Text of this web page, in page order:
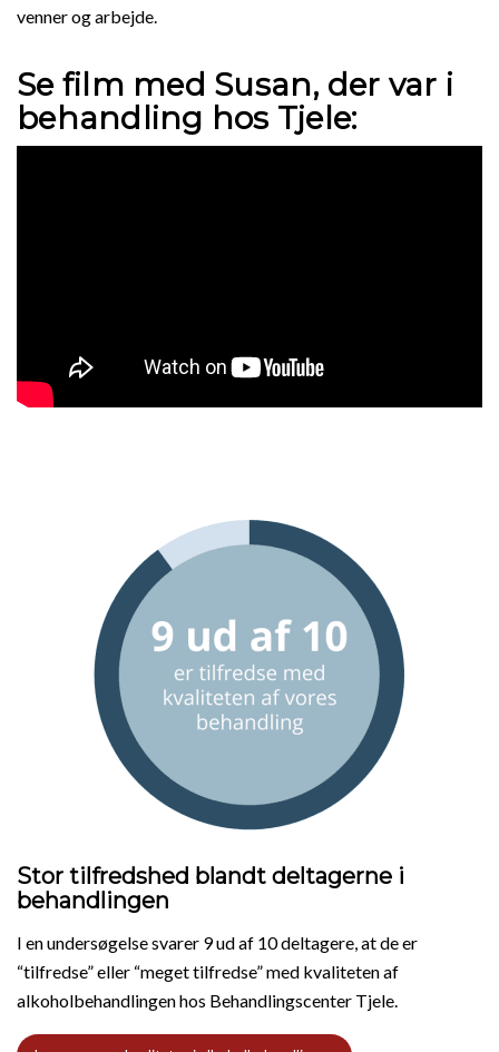
venner og arbejde.
Se film med Susan, der var i
behandling hos Tjele:
Stor tilfredshed blandt deltagerne i
behandlingen
I en undersøgelse svarer 9 ud af 10 deltagere, at de er
“tilfredse” eller “meget tilfredse” med kvaliteten af
alkoholbehandlingen hos Behandlingscenter Tjele.